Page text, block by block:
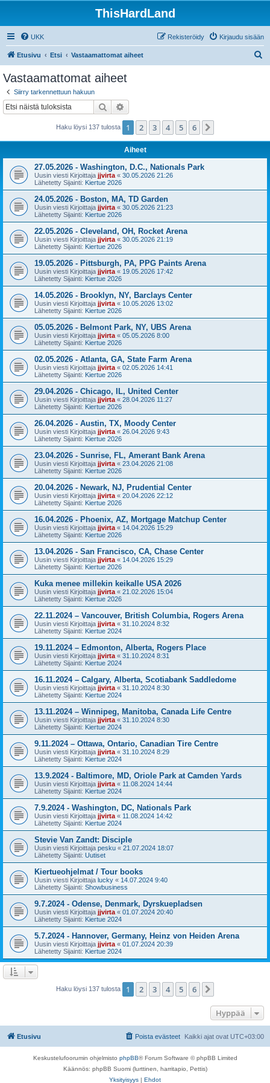
ThisHardLand
UKK Kirjaudu sisään
Rekisteröidy
Etusivu Etsi Vastaamattomat aiheet
Vastaamattomat aiheet
Siirry tarkennettuun hakuun
Etsi
Haku löysi 137 tulosta 1 2 3 4 5 6
Aiheet
27.05.2026 - Washington, D.C., Nationals Park
Uusin viesti Kirjoittaja jjvirta « 30.05.2026 21:26
Lähetetty Sijainti: Kiertue 2026
24.05.2026 - Boston, MA, TD Garden
Uusin viesti Kirjoittaja jjvirta « 30.05.2026 21:23
Lähetetty Sijainti: Kiertue 2026
22.05.2026 - Cleveland, OH, Rocket Arena
Uusin viesti Kirjoittaja jjvirta « 30.05.2026 21:19
Lähetetty Sijainti: Kiertue 2026
19.05.2026 - Pittsburgh, PA, PPG Paints Arena
Uusin viesti Kirjoittaja jjvirta « 19.05.2026 17:42
Lähetetty Sijainti: Kiertue 2026
14.05.2026 - Brooklyn, NY, Barclays Center
Uusin viesti Kirjoittaja jjvirta « 10.05.2026 13:02
Lähetetty Sijainti: Kiertue 2026
05.05.2026 - Belmont Park, NY, UBS Arena
Uusin viesti Kirjoittaja jjvirta « 05.05.2026 8:00
Lähetetty Sijainti: Kiertue 2026
02.05.2026 - Atlanta, GA, State Farm Arena
Uusin viesti Kirjoittaja jjvirta « 02.05.2026 14:41
Lähetetty Sijainti: Kiertue 2026
29.04.2026 - Chicago, IL, United Center
Uusin viesti Kirjoittaja jjvirta « 28.04.2026 11:27
Lähetetty Sijainti: Kiertue 2026
26.04.2026 - Austin, TX, Moody Center
Uusin viesti Kirjoittaja jjvirta « 26.04.2026 9:43
Lähetetty Sijainti: Kiertue 2026
23.04.2026 - Sunrise, FL, Amerant Bank Arena
Uusin viesti Kirjoittaja jjvirta « 23.04.2026 21:08
Lähetetty Sijainti: Kiertue 2026
20.04.2026 - Newark, NJ, Prudential Center
Uusin viesti Kirjoittaja jjvirta « 20.04.2026 22:12
Lähetetty Sijainti: Kiertue 2026
16.04.2026 - Phoenix, AZ, Mortgage Matchup Center
Uusin viesti Kirjoittaja jjvirta « 14.04.2026 15:29
Lähetetty Sijainti: Kiertue 2026
13.04.2026 - San Francisco, CA, Chase Center
Uusin viesti Kirjoittaja jjvirta « 14.04.2026 15:29
Lähetetty Sijainti: Kiertue 2026
Kuka menee millekin keikalle USA 2026
Uusin viesti Kirjoittaja jjvirta « 21.02.2026 15:04
Lähetetty Sijainti: Kiertue 2026
22.11.2024 – Vancouver, British Columbia, Rogers Arena
Uusin viesti Kirjoittaja jjvirta « 31.10.2024 8:32
Lähetetty Sijainti: Kiertue 2024
19.11.2024 – Edmonton, Alberta, Rogers Place
Uusin viesti Kirjoittaja jjvirta « 31.10.2024 8:31
Lähetetty Sijainti: Kiertue 2024
16.11.2024 – Calgary, Alberta, Scotiabank Saddledome
Uusin viesti Kirjoittaja jjvirta « 31.10.2024 8:30
Lähetetty Sijainti: Kiertue 2024
13.11.2024 – Winnipeg, Manitoba, Canada Life Centre
Uusin viesti Kirjoittaja jjvirta « 31.10.2024 8:30
Lähetetty Sijainti: Kiertue 2024
9.11.2024 – Ottawa, Ontario, Canadian Tire Centre
Uusin viesti Kirjoittaja jjvirta « 31.10.2024 8:29
Lähetetty Sijainti: Kiertue 2024
13.9.2024 - Baltimore, MD, Oriole Park at Camden Yards
Uusin viesti Kirjoittaja jjvirta « 11.08.2024 14:44
Lähetetty Sijainti: Kiertue 2024
7.9.2024 - Washington, DC, Nationals Park
Uusin viesti Kirjoittaja jjvirta « 11.08.2024 14:42
Lähetetty Sijainti: Kiertue 2024
Stevie Van Zandt: Disciple
Uusin viesti Kirjoittaja pesku « 21.07.2024 18:07
Lähetetty Sijainti: Uutiset
Kiertueohjelmat / Tour books
Uusin viesti Kirjoittaja lucky « 14.07.2024 9:40
Lähetetty Sijainti: Showbusiness
9.7.2024 - Odense, Denmark, Dyrskuepladsen
Uusin viesti Kirjoittaja jjvirta « 01.07.2024 20:40
Lähetetty Sijainti: Kiertue 2024
5.7.2024 - Hannover, Germany, Heinz von Heiden Arena
Uusin viesti Kirjoittaja jjvirta « 01.07.2024 20:39
Lähetetty Sijainti: Kiertue 2024
Haku löysi 137 tulosta 1 2 3 4 5 6
Hyppää
Etusivu Kaikki ajat ovat UTC+03:00
Poista evästeet
Keskustelufoorumin ohjelmisto phpBB® Forum Software © phpBB Limited
Käännös: phpBB Suomi (lurttinen, harritapio, Pettis)
Yksityisyys | Ehdot